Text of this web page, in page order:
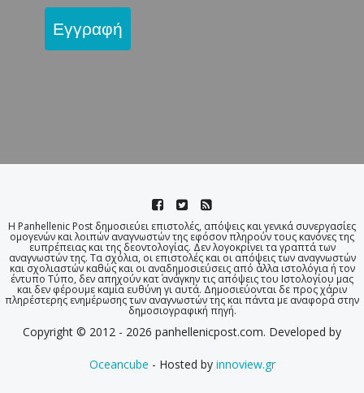
Εγγραφή
Η Panhellenic Post δημοσιεύει επιστολές, απόψεις και γενικά συνεργασίες
ομογενών και λοιπών αναγνωστών της εφόσον πληρούν τους κανόνες της
ευπρέπειας και της δεοντολογίας. Δεν λογοκρίνει τα γραπτά των
αναγνωστών της. Τα σχόλια, οι επιστολές και οι απόψεις των αναγνωστών
και σχολιαστών καθώς και οι αναδημοσιεύσεις από άλλα ιστολόγια ή τον
έντυπο Τύπο, δεν απηχούν κατ΄ ανάγκην τις απόψεις του Ιστολογίου μας
και δεν φέρουμε καμία ευθύνη γι αυτά. Δημοσιεύονται δε προς χάριν
πληρέστερης ενημέρωσης των αναγνωστών της και πάντα με αναφορά στην
δημοσιογραφική πηγή.
Copyright © 2012 - 2026 panhellenicpost.com. Developed by
Oceancube - Hosted by innoview.gr